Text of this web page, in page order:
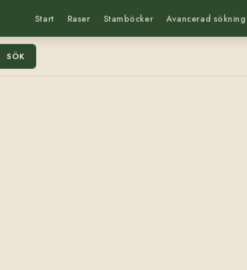
Start Raser Stamböcker Avancerad sökning
SÖK